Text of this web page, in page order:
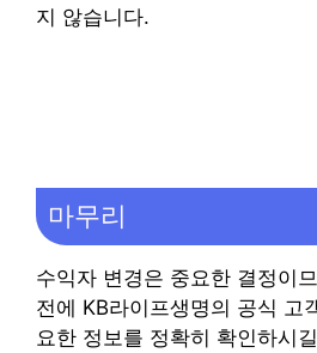
지 않습니다.
마무리
수익자 변경은 중요한 결정이
전에 KB라이프생명의 공식 고
요한 정보를 정확히 확인하시